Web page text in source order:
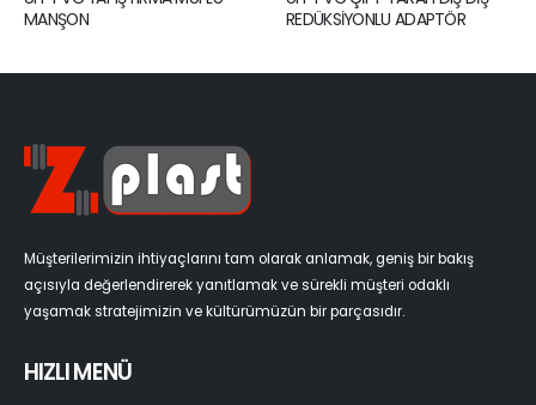
REDÜKSİYONLU ADAPTÖR
Müşterilerimizin ihtiyaçlarını tam olarak anlamak, geniş bir bakış
açısıyla değerlendirerek yanıtlamak ve sürekli müşteri odaklı
yaşamak stratejimizin ve kültürümüzün bir parçasıdır.
HIZLI MENÜ